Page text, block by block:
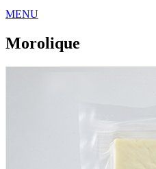
MENU
Morolique